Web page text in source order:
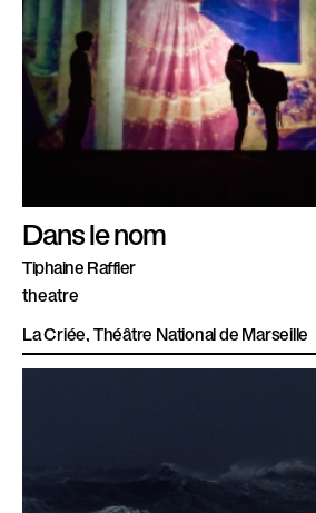
Dans le nom
Tiphaine Raffier
theatre
La Criée, Théâtre National de Marseille